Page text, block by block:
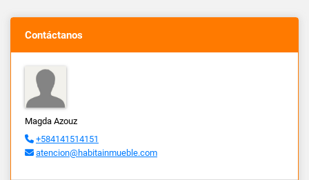
Contáctanos
Magda Azouz
+584141514151
atencion@habitainmueble.com